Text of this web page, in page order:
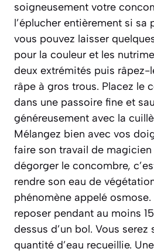
soigneusement votre
l’éplucher entièrement si sa
vous pouvez laisser
pour la couleur et les
deux extrémités puis râpez-
râpe à gros trous. Placez le
dans une passoire fine et
généreusement avec la
Mélangez bien avec vos
faire son travail de
dégorger le concombre,
rendre son eau de
phénomène appelé osmose
reposer pendant au moins
dessus d’un bol. Vous serez
quantité d’eau recueillie.